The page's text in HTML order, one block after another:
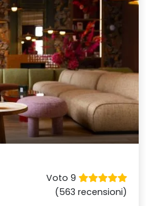
Voto 9
(563 recensioni)